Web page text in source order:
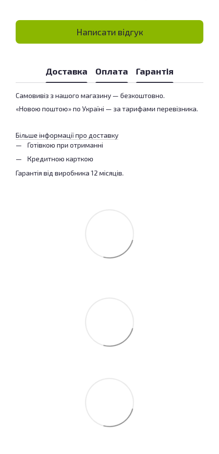
Написати відгук
Доставка Оплата Гарантія
Самовивіз з нашого магазину — безкоштовно.
«Новою поштою» по Україні — за тарифами перевізника.
Більше інформації про доставку
Готівкою при отриманні
Кредитною карткою
Гарантія від виробника 12 місяців.